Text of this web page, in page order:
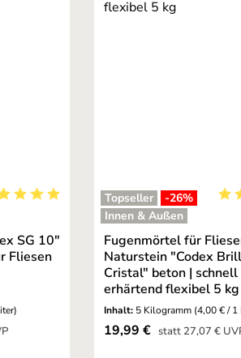
Bewertung von 5 von 5
SG 10"
Fliesen
Topseller -26%
Innen & Außen
Fugenmörtel für
Naturstein "Codex
Cristal" beton | schnell
erhärtend flexibel 5 kg
Inhalt: 5 Kilogramm (4,00 € /
Verkaufspreis:
19,99 € statt Regulärer
27,07 €